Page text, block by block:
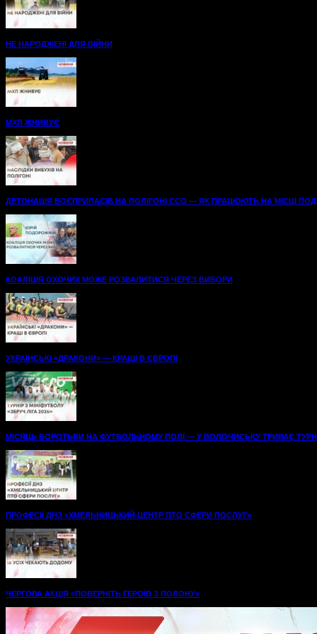
НЕ НАРОДЖЕНІ ДЛЯ ВІЙНИ
МХП ЖНИВУЄ
ДЕТОНАЦІЯ БОЄПРИПАСІВ НА ПОЛІГОНІ ССО — ЯК ПРАЦЮЮТЬ НА МІСЦІ
КОАЛІЦІЯ ОХОЧИХ МОЖЕ РОЗВАЛИТИСЯ ЧЕРЕЗ ВИБОРИ
УКРАЇНСЬКІ «ДРАКОНИ» — КРАЩІ В ЄВРОПІ
МІСЯЦЬ БОРОТЬБИ НА ФУТБОЛЬНОМУ ПОЛІ — У ВОЛОЧИСЬКУ ТРИВАЄ
ПРОФЕСІЇ ДНЗ «ХМЕЛЬНИЦЬКИЙ ЦЕНТР ПТО СФЕРИ ПОСЛУГ»
ЧЕРГОВА АКЦІЯ «ПОВЕРНІТЬ ГЕРОЇВ З ПОЛОНУ»